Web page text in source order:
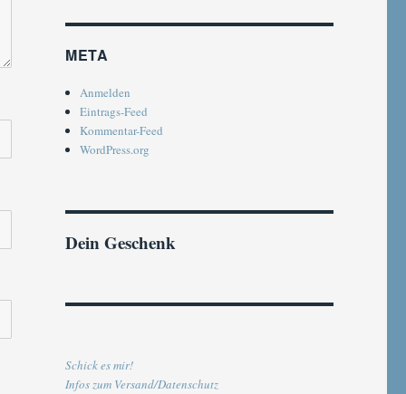
META
Anmelden
Eintrags-Feed
Kommentar-Feed
WordPress.org
Dein Geschenk
Schick es mir!
Infos zum Versand/Datenschutz